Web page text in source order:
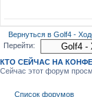
Вернуться в Golf4 -
Перейти:
КТО СЕЙЧАС НА
Сейчас этот форум
Список форумов